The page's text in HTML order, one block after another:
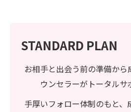
STANDARD PLAN
お相手と出会う前の準備から
ウンセラーがトータルサ
手厚いフォロー体制のもと、